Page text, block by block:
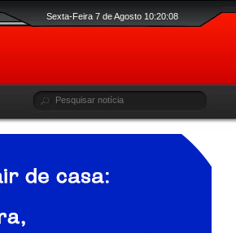
Sexta-Feira 7 de Agosto 10:20:09